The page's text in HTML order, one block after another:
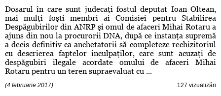
Dosarul în care sunt judecaţi fostul deputat Ioan Oltean,
mai mulţi foşti membri ai Comisiei pentru Stabilirea
Despăgubirilor din ANRP şi omul de afaceri Mihai Rotaru a
ajuns din nou la procurorii DNA, după ce instanţa supremă
a decis definitiv ca anchetatorii să completeze rechizitoriul
cu descrierea faptelor inculpaţilor, care sunt acuzaţi de
despăgubiri ilegale acordate omului de afaceri Mihai
Rotaru pentru un teren supraevaluat cu ...
(4 februarie 2017) 127 vizualizări